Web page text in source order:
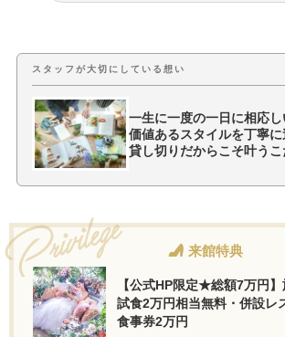
スタッフが大切にしている想い
一生に一度の一日に相応
価値あるスタイルを丁寧に
貸し切りだからこそ叶うこ
来館特典
【公式HP限定★総額7万円】
試食2万円相当無料・併設レ
食事券2万円